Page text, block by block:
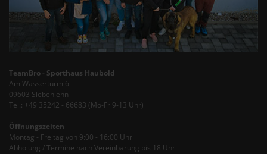
TeamBro - Sporthaus Haubold
Am Wasserturm 6
09603 Siebenlehn
Tel.: +49 35242 - 66683 (Mo-Fr 9-13 Uhr)
Öffnungszeiten
Montag - Freitag von 9:00 - 16:00 Uhr
Abholung / Termine nach Vereinbarung bis 18 Uhr